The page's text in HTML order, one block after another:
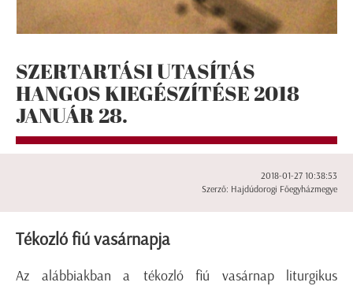
SZERTARTÁSI UTASÍTÁS
HANGOS KIEGÉSZÍTÉSE 2018
JANUÁR 28.
2018-01-27 10:38:53
Szerző: Hajdúdorogi Főegyházmegye
Tékozló fiú vasárnapja
Az alábbiakban a tékozló fiú vasárnap liturgikus